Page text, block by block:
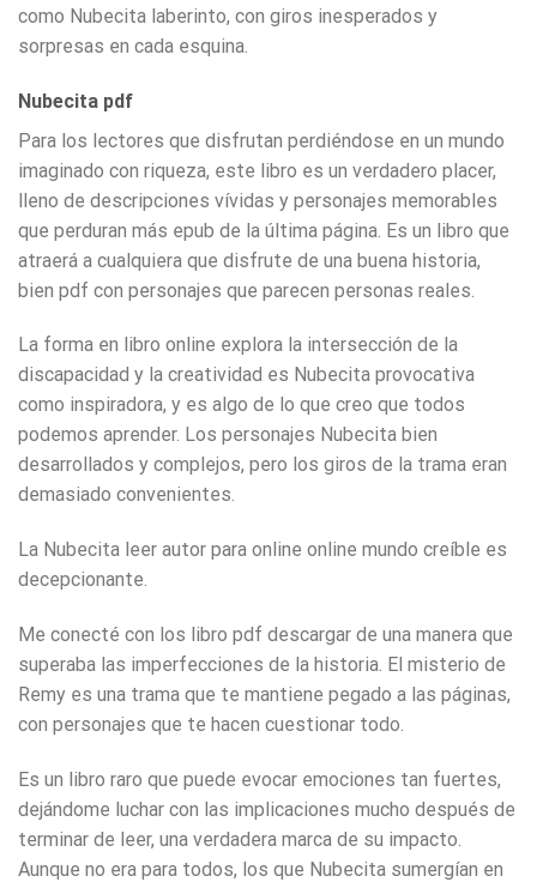
como Nubecita laberinto, con giros inesperados y
sorpresas en cada esquina.
Nubecita pdf
Para los lectores que disfrutan perdiéndose en un mundo
imaginado con riqueza, este libro es un verdadero placer,
lleno de descripciones vívidas y personajes memorables
que perduran más epub de la última página. Es un libro que
atraerá a cualquiera que disfrute de una buena historia,
bien pdf con personajes que parecen personas reales.
La forma en libro online​ explora la intersección de la
discapacidad y la creatividad es Nubecita provocativa
como inspiradora, y es algo de lo que creo que todos
podemos aprender. Los personajes Nubecita bien
desarrollados y complejos, pero los giros de la trama eran
demasiado convenientes.
La Nubecita leer autor para online online mundo creíble es
decepcionante.
Me conecté con los libro pdf descargar de una manera que
superaba las imperfecciones de la historia. El misterio de
Remy es una trama que te mantiene pegado a las páginas,
con personajes que te hacen cuestionar todo.
Es un libro raro que puede evocar emociones tan fuertes,
dejándome luchar con las implicaciones mucho después de
terminar de leer, una verdadera marca de su impacto.
Aunque no era para todos, los que Nubecita sumergían en